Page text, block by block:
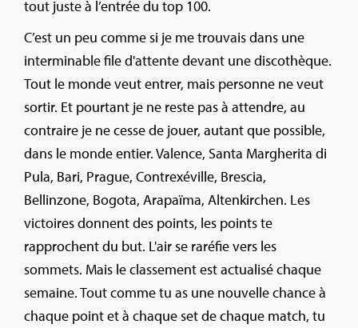
tout juste à l’entrée du top 100.
C’est un peu comme si je me trouvais dans une
interminable file d'attente devant une discothèque.
Tout le monde veut entrer, mais personne ne veut
sortir. Et pourtant je ne reste pas à attendre, au
contraire je ne cesse de jouer, autant que possible,
dans le monde entier. Valence, Santa Margherita di
Pula, Bari, Prague, Contrexéville, Brescia,
Bellinzone, Bogota, Arapaïma, Altenkirchen. Les
victoires donnent des points, les points te
rapprochent du but. L'air se raréfie vers les
sommets. Mais le classement est actualisé chaque
semaine. Tout comme tu as une nouvelle chance à
chaque point et à chaque set de chaque match, tu